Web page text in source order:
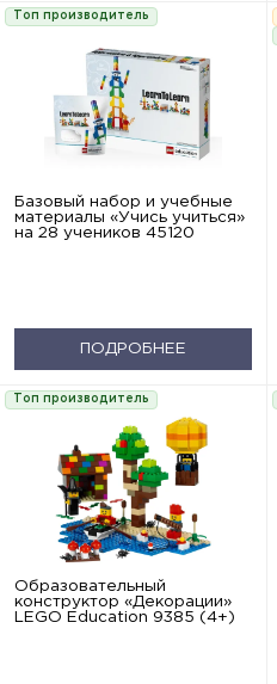
Топ производитель
Базовый набор и учебные
материалы «Учись учиться»
на 28 учеников 45120
ПОДРОБНЕЕ
Топ производитель
Образовательный
конструктор «Декорации»
LEGO Education 9385 (4+)